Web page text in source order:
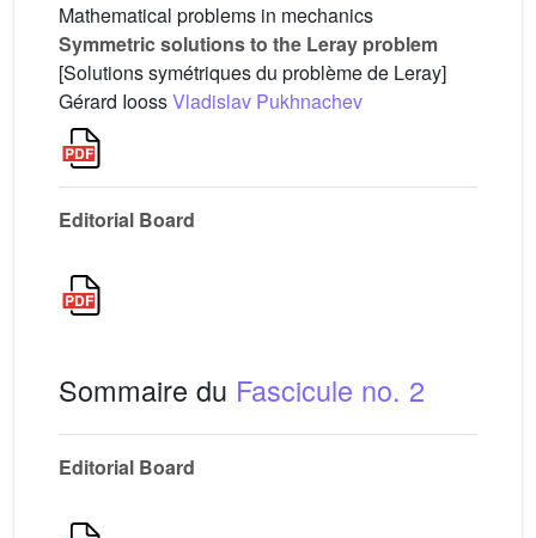
Mathematical problems in mechanics
Symmetric solutions to the Leray problem
[Solutions symétriques du problème de Leray]
Gérard IoossVladislav Pukhnachev
Editorial Board
Sommaire du Fascicule no. 2
Editorial Board